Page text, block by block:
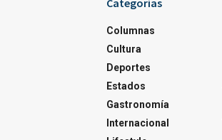
Categorías
Columnas
Cultura
Deportes
Estados
Gastronomía
Internacional